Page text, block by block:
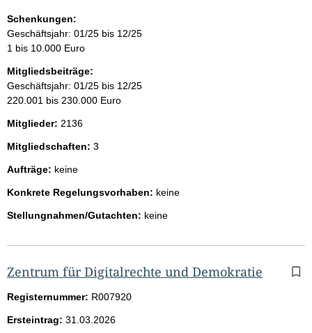
Schenkungen:
Geschäftsjahr: 01/25 bis 12/25
1 bis 10.000 Euro
Mitgliedsbeiträge:
Geschäftsjahr: 01/25 bis 12/25
220.001 bis 230.000 Euro
Mitglieder: 2136
Mitgliedschaften: 3
Aufträge: keine
Konkrete Regelungsvorhaben: keine
Stellungnahmen/Gutachten: keine
Zentrum für Digitalrechte und Demokratie
Registernummer: R007920
Ersteintrag: 31.03.2026